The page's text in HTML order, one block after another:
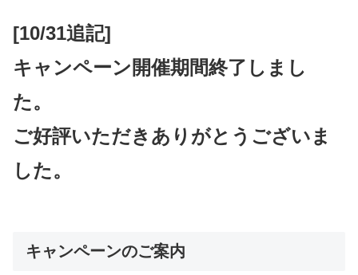
[10/31追記]
キャンペーン開催期間終了しまし
た。
ご好評いただきありがとうございま
した。
キャンペーンのご案内